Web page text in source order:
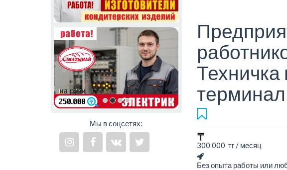
Мы в соцсетях:
Техничка
терминал
300 000 тг / месяц
Без опыта работы или